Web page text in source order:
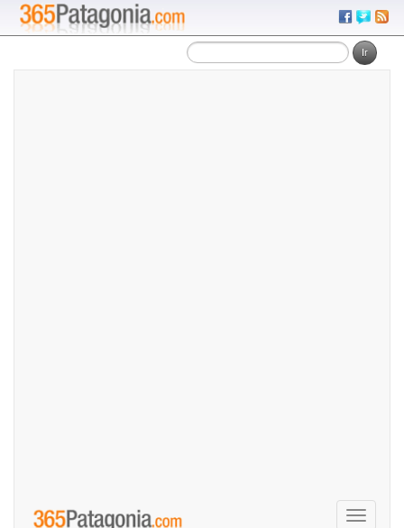
Toggle